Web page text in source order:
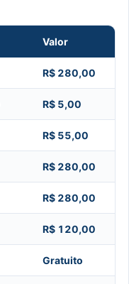
Valor
R$ 280,00
R$ 5,00
R$ 55,00
R$ 280,00
R$ 280,00
R$ 120,00
Gratuito